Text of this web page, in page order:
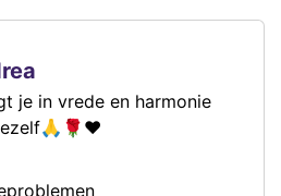
je in vrede en harmonie